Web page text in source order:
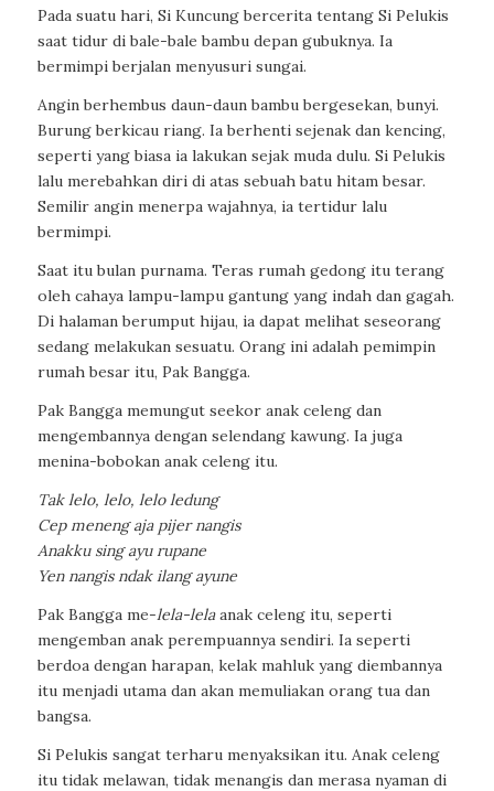
Pada suatu hari, Si Kuncung bercerita tentang Si Pelukis
saat tidur di bale-bale bambu depan gubuknya. Ia
bermimpi berjalan menyusuri sungai.
Angin berhembus daun-daun bambu bergesekan, bunyi.
Burung berkicau riang. Ia berhenti sejenak dan kencing,
seperti yang biasa ia lakukan sejak muda dulu. Si Pelukis
lalu merebahkan diri di atas sebuah batu hitam besar.
Semilir angin menerpa wajahnya, ia tertidur lalu
bermimpi.
Saat itu bulan purnama. Teras rumah gedong itu terang
oleh cahaya lampu-lampu gantung yang indah dan gagah.
Di halaman berumput hijau, ia dapat melihat seseorang
sedang melakukan sesuatu. Orang ini adalah pemimpin
rumah besar itu, Pak Bangga.
Pak Bangga memungut seekor anak celeng dan
mengembannya dengan selendang kawung. Ia juga
menina-bobokan anak celeng itu.
Tak lelo, lelo, lelo ledung
Cep meneng aja pijer nangis
Anakku sing ayu rupane
Yen nangis ndak ilang ayune
Pak Bangga me-lela-lelaanak celeng itu, seperti
mengemban anak perempuannya sendiri. Ia seperti
berdoa dengan harapan, kelak mahluk yang diembannya
itu menjadi utama dan akan memuliakan orang tua dan
bangsa.
Si Pelukis sangat terharu menyaksikan itu. Anak celeng
itu tidak melawan, tidak menangis dan merasa nyaman di